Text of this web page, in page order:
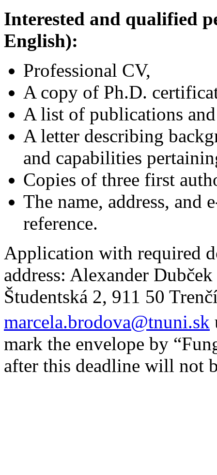
Interested and qualified
English):
Professional CV,
A copy of Ph.D.
A list of publications
A letter describing
and capabilities
Copies of three first
The name, address, and
reference.
Application with required
address: Alexander
Študentská 2, 911 50
marcela.brodova@tnuni.sk
mark the envelope by
after this deadline will not